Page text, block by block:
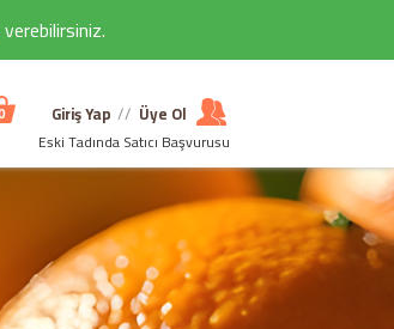
Giriş Yap // Üye Ol
Eski Tadında Satıcı Başvurusu